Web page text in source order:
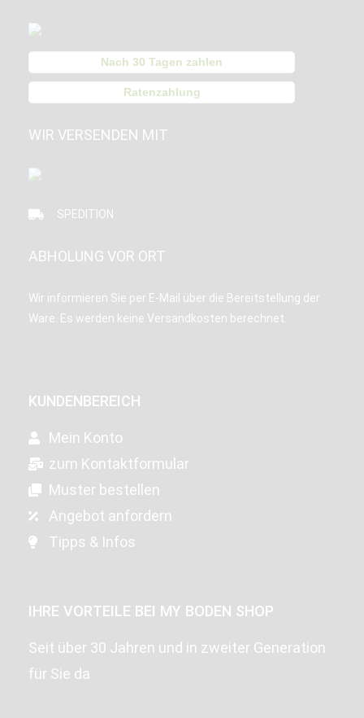
Nach 30 Tagen zahlen
Ratenzahlung
WIR VERSENDEN MIT
SPEDITION
ABHOLUNG VOR ORT
Wir informieren Sie per E-Mail über die Bereitstellung der
Ware. Es werden keine Versandkosten berechnet.
KUNDENBEREICH
Mein Konto
zum Kontaktformular
Muster bestellen
Angebot anfordern
Tipps & Infos
IHRE VORTEILE BEI MY BODEN SHOP
Seit über 30 Jahren und in zweiter Generation
für Sie da